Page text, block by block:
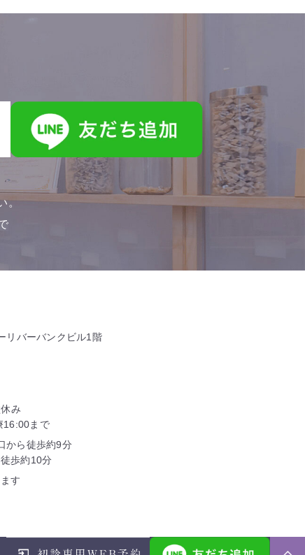
。
リバーバンクビル1階
み
16:00まで
から徒歩約9分
歩約10分
す